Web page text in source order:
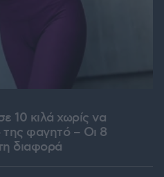
10 κιλά χωρίς να
φαγητό – Οι 8
διαφορά